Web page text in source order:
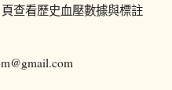
查看歷史血壓數據與標註